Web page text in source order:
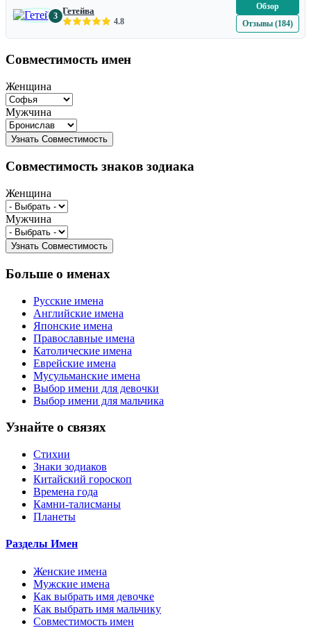
3 Гетейва
4.8
Обзор
Отзывы (184)
Совместимость имен
Женщина
Мужчина
Совместимость знаков зодиака
Женщина
Мужчина
Больше о именах
Русские имена
Английские имена
Японские имена
Православные имена
Католические имена
Еврейские имена
Мусульманские имена
Выбор имени для девочки
Выбор имени для мальчика
Узнайте о связях
Стихии
Знаки зодиаков
Китайский гороскоп
Времена года
Камни-талисманы
Планеты
Разделы Имен
Женские имена
Мужские имена
Как выбрать имя девочке
Как выбрать имя мальчику
Совместимость имен